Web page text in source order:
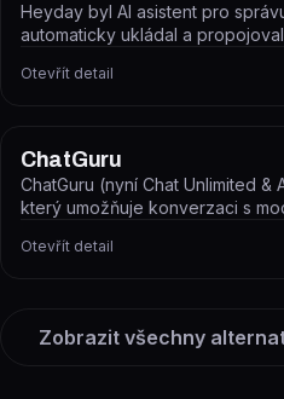
Heyday byl AI asistent pro
automaticky ukládal a
Otevřít detail
ChatGuru
ChatGuru (nyní Chat Unlimited &
který umožňuje konverzaci s
Otevřít detail
Zobrazit všechny